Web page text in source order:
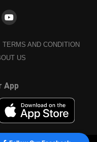
TERMS AND CONDITION
US
App